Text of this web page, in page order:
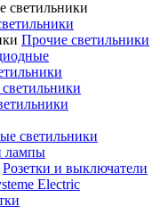
Прочие светильники
светильники
лампы
Розетки и выключатели
Electric